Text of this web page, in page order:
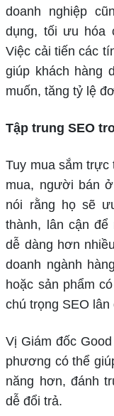
doanh nghiệp
dụng, tối ưu hóa
Việc cải tiến các
giúp khách hàng
muốn, tăng tỷ lệ
Tập trung SEO
Tuy mua sắm
mua, người bán
nói rằng họ sẽ
thành, lân cận để
dễ dàng hơn
doanh ngành
hoặc sản phẩm
chú trọng SEO lân
Vị Giám đốc
phương có thể
năng hơn, đánh
dễ đổi trả.